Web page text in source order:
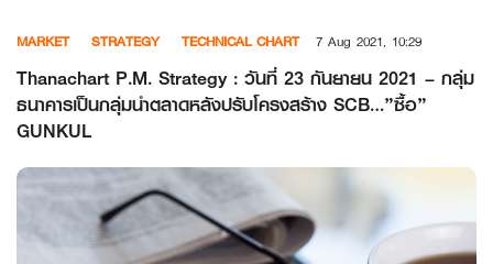
content
MARKET STRATEGY TECHNICAL CHART 7 Aug 2021, 10:29
Thanachart P.M. Strategy : วันที่ 23 กันยายน 2021 – กลุ่ม
ธนาคารเป็นกลุ่มนำตลาดหลังปรับโครงสร้าง SCB…”ซื้อ”
GUNKUL